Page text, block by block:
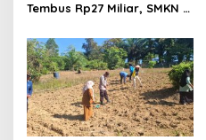
Tembus Rp27 Miliar, SMKN 1
Alokasi Terbesar